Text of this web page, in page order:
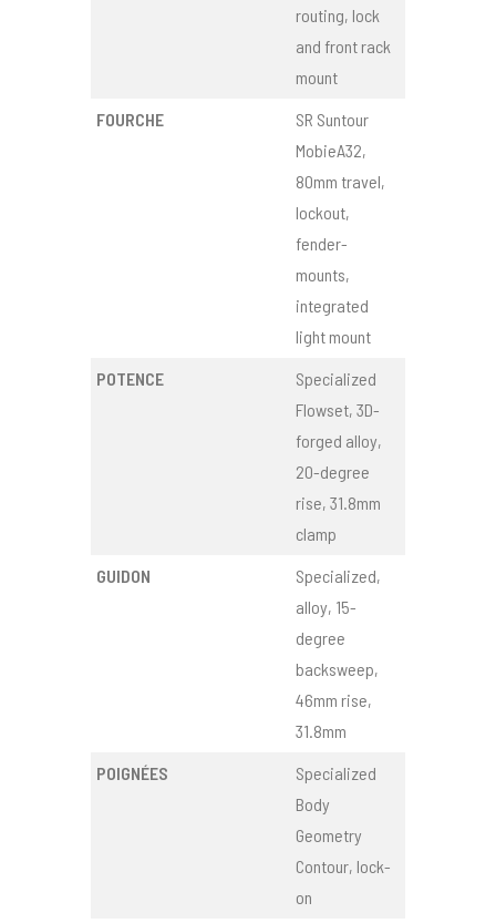
routing, lock
and front rack
mount
FOURCHE
SR Suntour
MobieA32,
80mm travel,
lockout,
fender-
mounts,
integrated
light mount
POTENCE
Specialized
Flowset, 3D-
forged alloy,
20-degree
rise, 31.8mm
clamp
GUIDON
Specialized,
alloy, 15-
degree
backsweep,
46mm rise,
31.8mm
POIGNÉES
Specialized
Body
Geometry
Contour, lock-
on